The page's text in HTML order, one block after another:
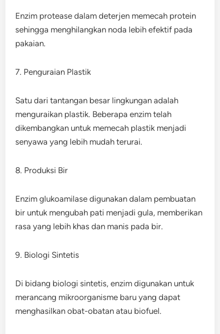
Enzim protease dalam deterjen memecah protein
sehingga menghilangkan noda lebih efektif pada
pakaian.
7. Penguraian Plastik
Satu dari tantangan besar lingkungan adalah
menguraikan plastik. Beberapa enzim telah
dikembangkan untuk memecah plastik menjadi
senyawa yang lebih mudah terurai.
8. Produksi Bir
Enzim glukoamilase digunakan dalam pembuatan
bir untuk mengubah pati menjadi gula, memberikan
rasa yang lebih khas dan manis pada bir.
9. Biologi Sintetis
Di bidang biologi sintetis, enzim digunakan untuk
merancang mikroorganisme baru yang dapat
menghasilkan obat-obatan atau biofuel.